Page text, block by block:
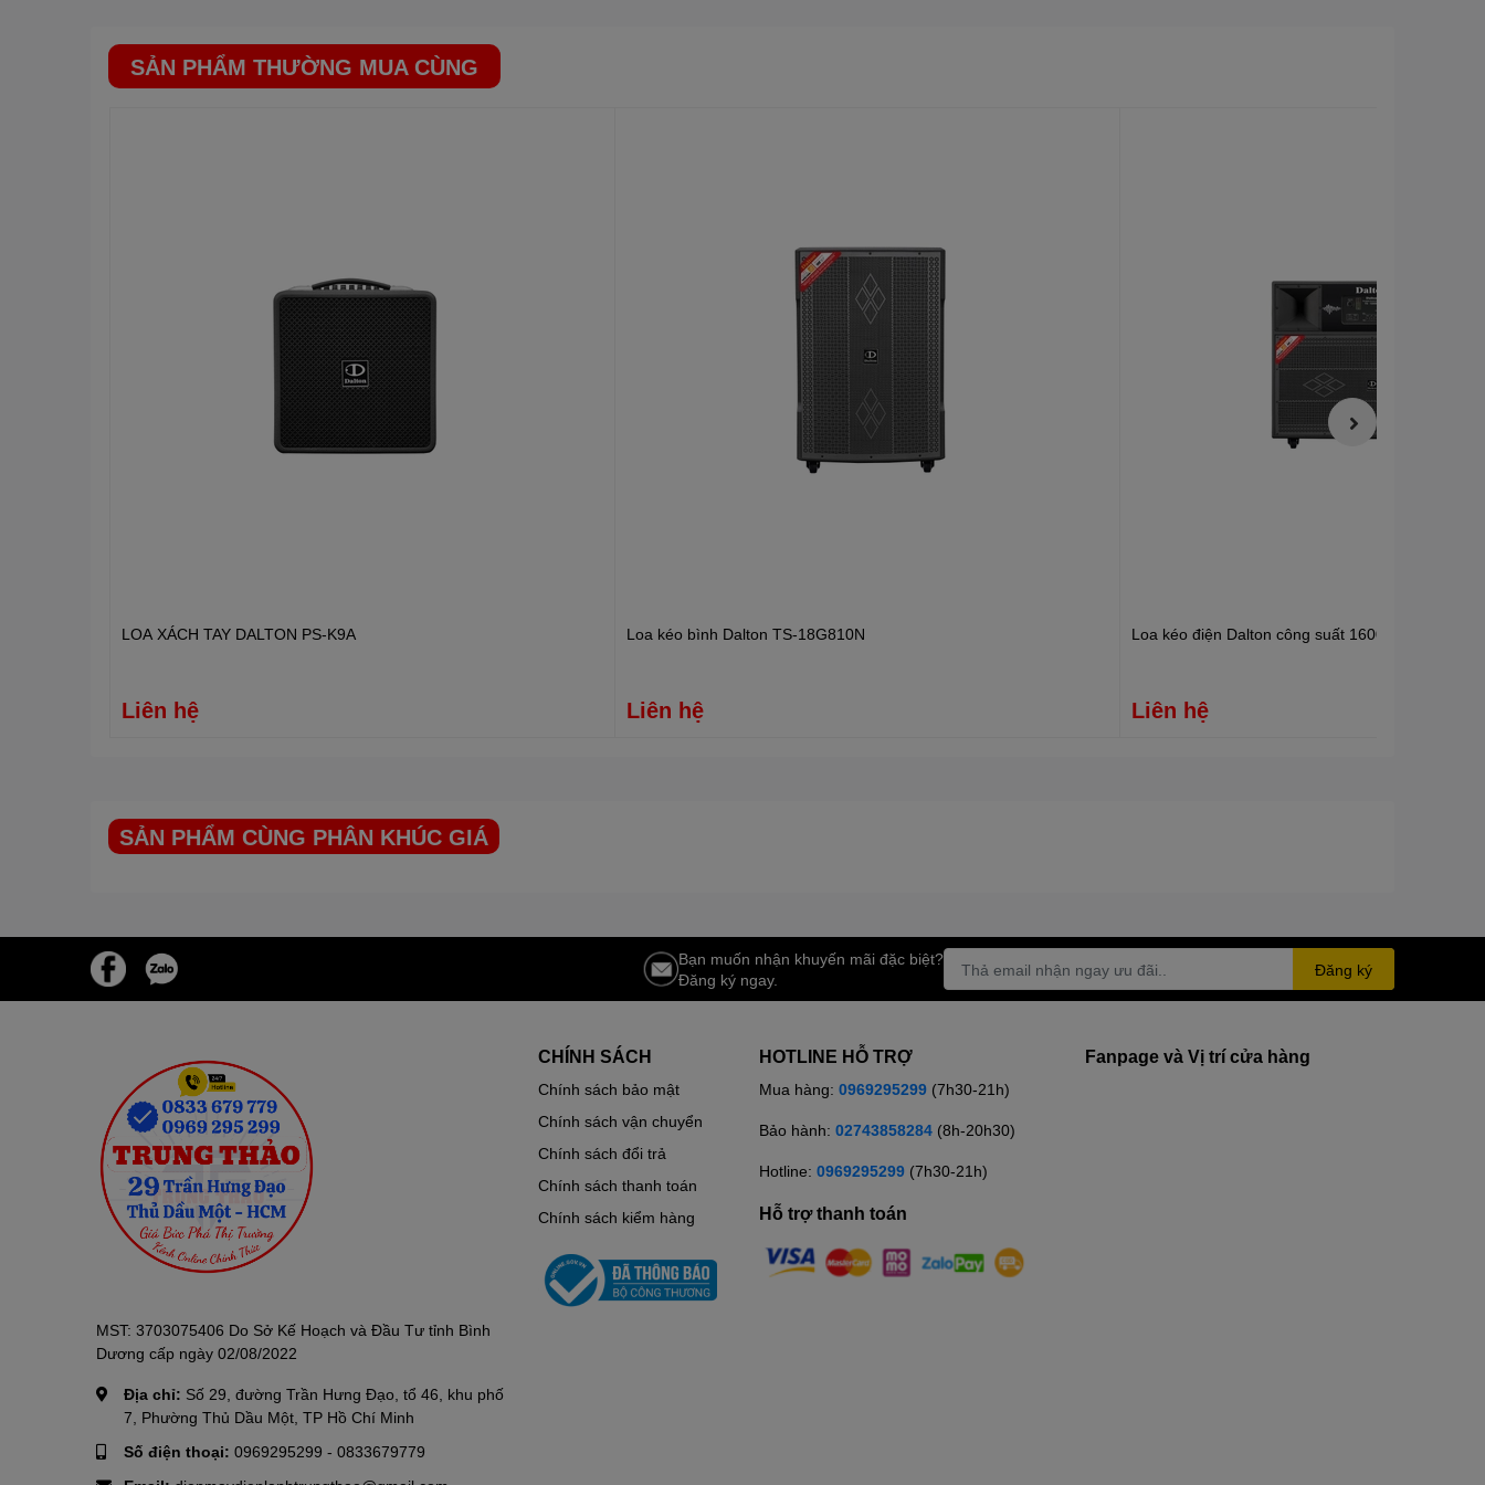
lượng.
BKSOUNDSW612
BKSOUND, loa subBKSOUND
SW212 với thiết kế hiện đại, khả năng tái tạo âm trầm chắc nịch
cùng nhiều hiệu ứng âm thanh hứa hẹn dòng loa sub này sẽ mang đến cho người dùng những trải nghiệm tuyệt vời.
Trang bị củ loa có đường kính 30 cm, màng loa được làm từ chất liệu PolyPlas cao cấp – chất liệu giấy tráng một lớp
polymer mang lại độ chính xác, ổn định cho âm trầm chi tiết và sâu lắng.
tốt nhất thị trường.
SẢN PHẨM THƯỜNG MUA CÙNG
LOA XÁCH TAY DALTON PS-K9A
Liên hệ
Loa kéo bình Dalton TS-18G810N
Liên hệ
Loa kéo điện Dalton công suất 1600W TS-
Liên hệ
SẢN PHẨM CÙNG PHÂN KHÚC GIÁ
Bạn muốn nhận khuyến mãi đặc biệt?
Đăng ký ngay.
Đăng ký
MST: 3703075406 Do Sở Kế Hoạch và Đầu Tư tỉnh Bình
Dương cấp ngày 02/08/2022
Địa chỉ: Số 29, đường Trần Hưng Đạo, tổ 46, khu phố
7, Phường Thủ Dầu Một, TP Hồ Chí Minh
Số điện thoại: 0969295299 - 0833679779
CHÍNH SÁCH
Chính sách bảo mật
Chính sách vận chuyển
Chính sách đổi trả
Chính sách thanh toán
Chính sách kiểm hàng
HOTLINE HỖ TRỢ
Mua hàng: 0969295299 (7h30-21h)
Bảo hành: 02743858284 (8h-20h30)
Hotline: 0969295299 (7h30-21h)
Hỗ trợ thanh toán
Fanpage và Vị trí cửa hàng